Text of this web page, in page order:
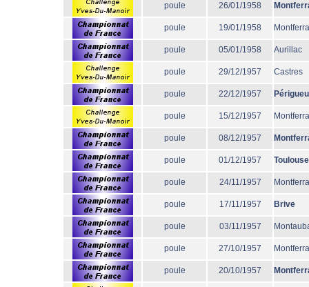
poule 26/01/1958
poule 19/01/1958
poule 05/01/1958 Aurillac
poule 29/12/1957 Castres
poule 22/12/1957
poule 15/12/1957
poule 08/12/1957
poule 01/12/1957 Toulouse
poule 24/11/1957
poule 17/11/1957 Brive
poule 03/11/1957
poule 27/10/1957
poule 20/10/1957